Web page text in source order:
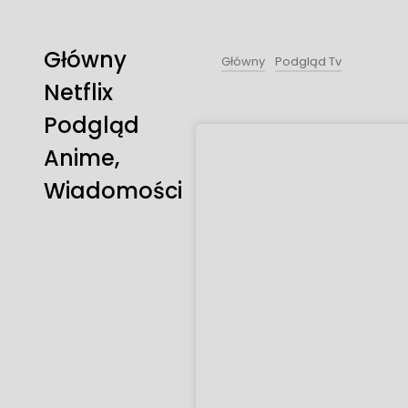
Główny
Netflix
Podgląd
Anime,
Wiadomości
Główny Podgląd Tv